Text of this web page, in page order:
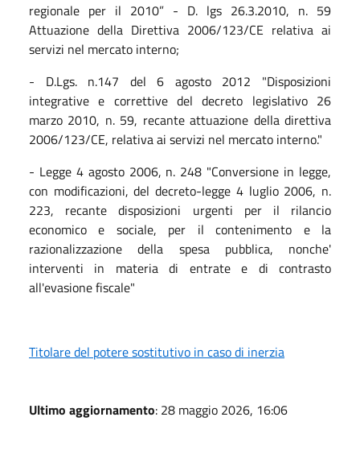
regionale per il 2010” - D. lgs 26.3.2010, n. 59
Attuazione della Direttiva 2006/123/CE relativa ai
servizi nel mercato interno;
- D.Lgs. n.147 del 6 agosto 2012 "Disposizioni
integrative e correttive del decreto legislativo 26
marzo 2010, n. 59, recante attuazione della direttiva
2006/123/CE, relativa ai servizi nel mercato interno."
- Legge 4 agosto 2006, n. 248 "Conversione in legge,
con modificazioni, del decreto-legge 4 luglio 2006, n.
223, recante disposizioni urgenti per il rilancio
economico e sociale, per il contenimento e la
razionalizzazione della spesa pubblica, nonche'
interventi in materia di entrate e di contrasto
all'evasione fiscale"
Titolare del potere sostitutivo in caso di inerzia
Ultimo aggiornamento: 28 maggio 2026, 16:06